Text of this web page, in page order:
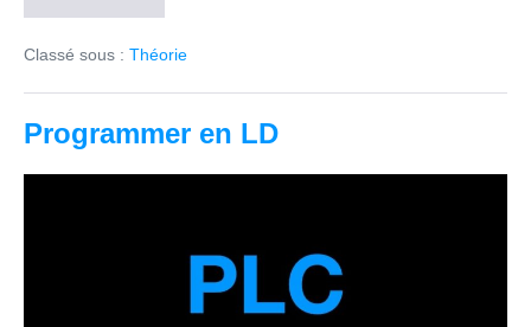
des
Classé sous : Théorie
Programmer en LD